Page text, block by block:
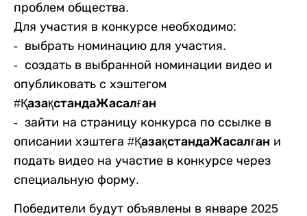
проблем общества.
Для участия в конкурсе необходимо:
- выбрать номинацию для участия.
- создать в выбранной номинации видео и
опубликовать с хэштегом
#ҚазақстандаЖасалған
- зайти на страницу конкурса по ссылке в
описании хэштега #ҚазақстандаЖасалған и
подать видео на участие в конкурсе через
специальную форму.
Победители будут объявлены в январе 2025